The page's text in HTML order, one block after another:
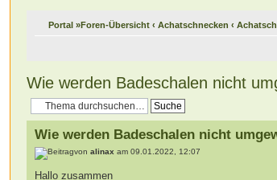
Portal »Foren-Übersicht ‹ Achatschnecken ‹
Wie werden Badeschalen nicht
Wie werden Badeschalen nicht
vonalinax am 09.01.2022, 12:07
Hallo zusammen